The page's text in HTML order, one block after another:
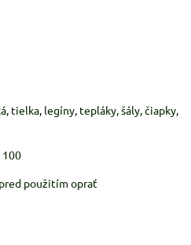
tielka, legíny, tepláky, šály, čiapky,
100
použitím oprať